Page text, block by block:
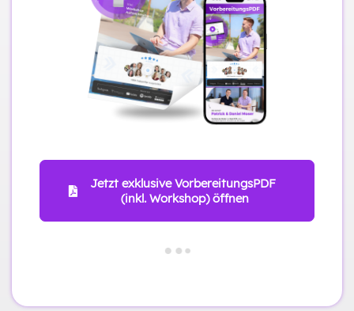
Jetzt exklusive VorbereitungsPDF
(inkl. Workshop) öffnen